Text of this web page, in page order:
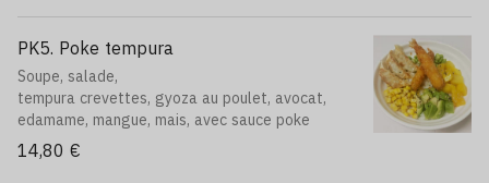
PK5. Poke tempura
Soupe, salade,
tempura crevettes, gyoza au poulet, avocat,
edamame, mangue, mais, avec sauce poke
14,80 €